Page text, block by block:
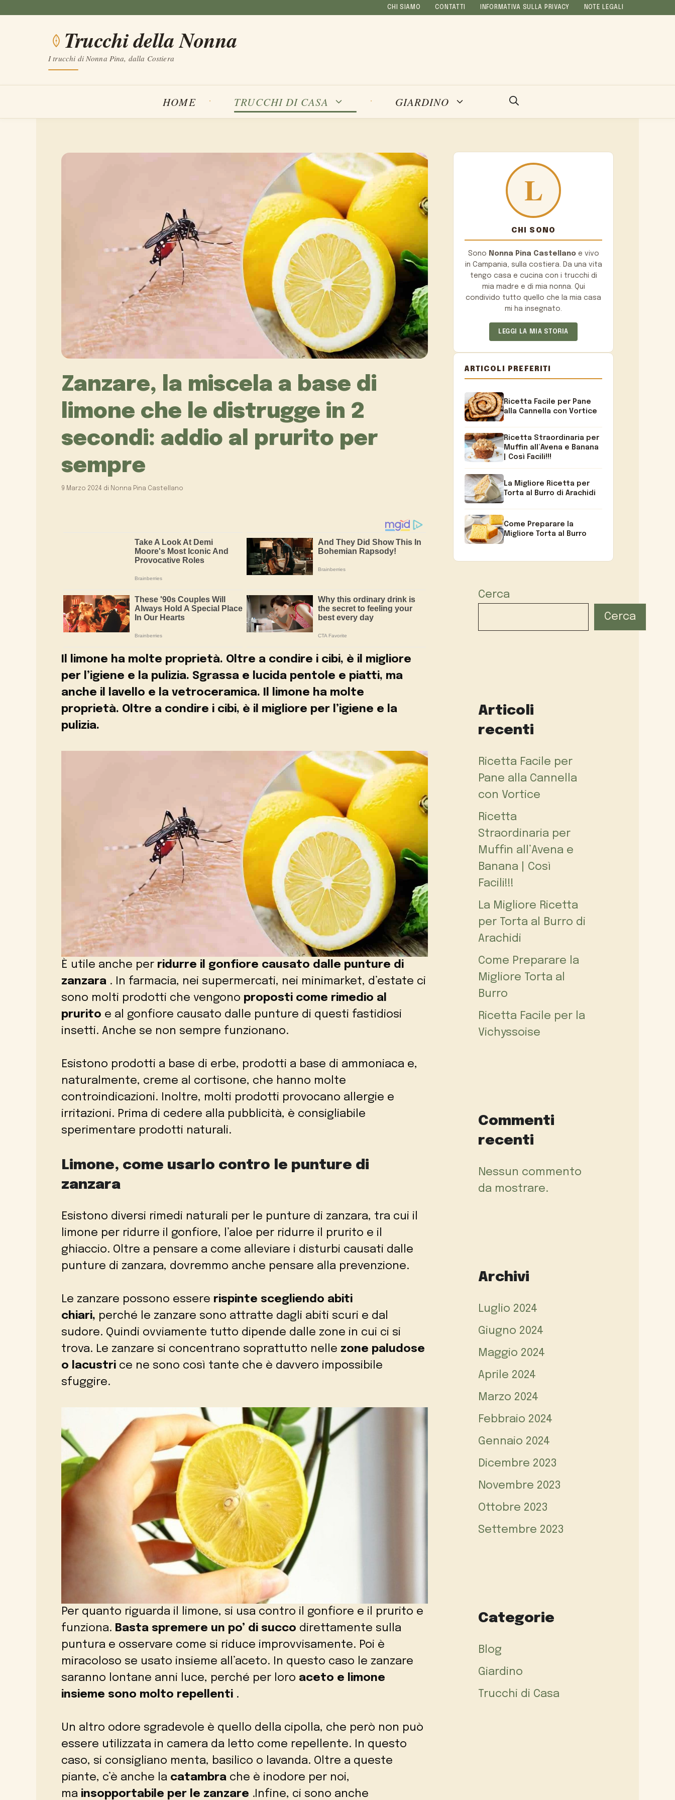
contenuto
CHI SIAMO CONTATTI INFORMATIVA SULLA PRIVACY NOTE LEGALI
Trucchi della Nonna
I trucchi di Nonna Pina, dalla Costiera
HOME TRUCCHI DI CASA GIARDINO
Zanzare, la miscela a base di
limone che le distrugge in 2
secondi: addio al prurito per
sempre
9 Marzo 2024 di Nonna Pina Castellano
Il limone ha molte proprietà. Oltre a condire i cibi, è il migliore
per l’igiene e la pulizia. Sgrassa e lucida pentole e piatti, ma
anche il lavello e la vetroceramica.
Il limone ha molte
proprietà. Oltre a condire i cibi, è il migliore per l’igiene e la
pulizia.
È utile anche per ridurre il gonfiore causato dalle punture di
zanzara . In farmacia, nei supermercati, nei minimarket, d’estate ci
sono molti prodotti che vengono proposti come rimedio al
prurito e al gonfiore causato dalle punture di questi fastidiosi
insetti. Anche se non sempre funzionano.
Esistono prodotti a base di erbe, prodotti a base di ammoniaca e,
naturalmente, creme al cortisone, che hanno molte
controindicazioni. Inoltre, molti prodotti provocano allergie e
irritazioni. Prima di cedere alla pubblicità, è consigliabile
sperimentare prodotti naturali.
Limone, come usarlo contro le punture di
zanzara
Esistono diversi rimedi naturali per le punture di zanzara, tra cui il
limone per ridurre il gonfiore, l’aloe per ridurre il prurito e il
ghiaccio. Oltre a pensare a come alleviare i disturbi causati dalle
punture di zanzara, dovremmo anche pensare alla prevenzione.
Le zanzare possono essere rispinte scegliendo abiti
chiari, perché le zanzare sono attratte dagli abiti scuri e dal
sudore. Quindi ovviamente tutto dipende dalle zone in cui ci si
trova. Le zanzare si concentrano soprattutto nelle zone paludose
o lacustri ce ne sono così tante che è davvero impossibile
sfuggire.
Per quanto riguarda il limone, si usa contro il gonfiore e il prurito e
funziona. Basta spremere un po’ di succo direttamente sulla
puntura e osservare come si riduce improvvisamente. Poi è
miracoloso se usato insieme all’aceto. In questo caso le zanzare
saranno lontane anni luce, perché per loro aceto e limone
insieme sono molto repellenti .
Un altro odore sgradevole è quello della cipolla, che però non può
essere utilizzata in camera da letto come repellente. In questo
caso, si consigliano menta, basilico o lavanda. Oltre a queste
piante, c’è anche la catambra che è inodore per noi,
ma insopportabile per le zanzare .Infine, ci sono anche
CHI SONO
Sono Nonna Pina Castellanoe vivo
in Campania, sulla costiera. Da una vita
tengo casa e cucina con i trucchi di
mia madre e di mia nonna. Qui
condivido tutto quello che la mia casa
mi ha insegnato.
LEGGI LA MIA STORIA
ARTICOLI PREFERITI
Ricetta Facile per Pane
alla Cannella con Vortice
Ricetta Straordinaria per
Muffin all’Avena e Banana
| Così Facili!!!
La Migliore Ricetta per
Torta al Burro di Arachidi
Come Preparare la
Migliore Torta al Burro
Cerca
Cerca
Articoli
recenti
Ricetta Facile per
Pane alla Cannella
con Vortice
Ricetta
Straordinaria per
Muffin all’Avena e
Banana | Così
Facili!!!
La Migliore Ricetta
per Torta al Burro di
Arachidi
Come Preparare la
Migliore Torta al
Burro
Ricetta Facile per la
Vichyssoise
Commenti
recenti
Nessun commento
da mostrare.
Archivi
Luglio 2024
Giugno 2024
Maggio 2024
Aprile 2024
Marzo 2024
Febbraio 2024
Gennaio 2024
Dicembre 2023
Novembre 2023
Ottobre 2023
Settembre 2023
Categorie
Blog
Giardino
Trucchi di Casa